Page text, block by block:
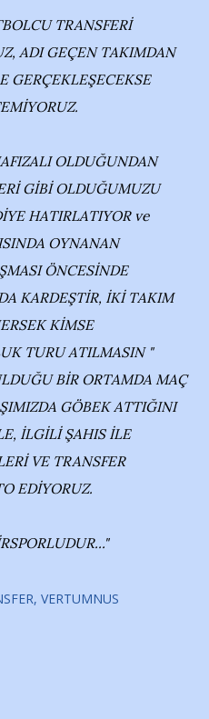
TRANSFERİ
ADI GEÇEN TAKIMDAN
GERÇEKLEŞECEKSE
OLDUĞUNDAN
GİBİ OLDUĞUMUZU
HATIRLATIYOR ve
OYNANAN
ÖNCESİNDE
KARDEŞTİR, İKİ TAKIM
KİMSE
TURU ATILMASIN "
BİR ORTAMDA MAÇ
GÖBEK ATTIĞINI
İLGİLİ ŞAHIS İLE
VE TRANSFER
EDİYORUZ.
VERTUMNUS